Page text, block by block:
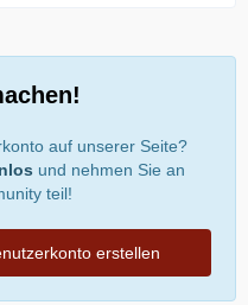
auf unserer Seite?
und nehmen Sie an
teil!
erstellen